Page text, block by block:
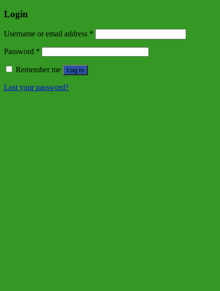
Login
Username or email address *
Password *
Remember me Log in
Lost your password?